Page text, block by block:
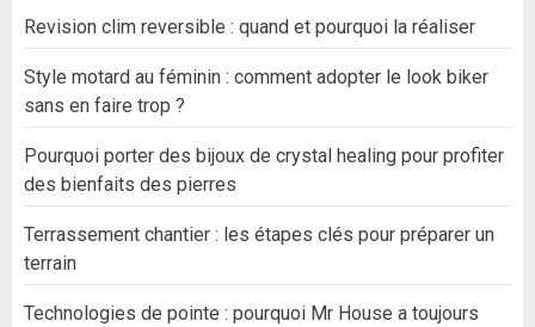
Revision clim reversible : quand et pourquoi la réaliser
Style motard au féminin : comment adopter le look biker
sans en faire trop ?
Pourquoi porter des bijoux de crystal healing pour profiter
des bienfaits des pierres
Terrassement chantier : les étapes clés pour préparer un
terrain
Technologies de pointe : pourquoi Mr House a toujours